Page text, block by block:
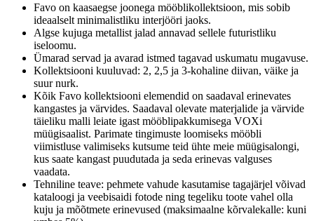
Favo on kaasaegse joonega mööblikollektsioon, mis sobib
ideaalselt minimalistliku interjööri jaoks.
Algse kujuga metallist jalad annavad sellele futuristliku
iseloomu.
Ümarad servad ja avarad istmed tagavad uskumatu mugavuse.
Kollektsiooni kuuluvad: 2, 2,5 ja 3-kohaline diivan, väike ja
suur nurk.
Kõik Favo kollektsiooni elemendid on saadaval erinevates
kangastes ja värvides. Saadaval olevate materjalide ja värvide
täieliku malli leiate igast mööblipakkumisega VOXi
müügisaalist. Parimate tingimuste loomiseks mööbli
viimistluse valimiseks kutsume teid ühte meie müügisalongi,
kus saate kangast puudutada ja seda erinevas valguses
vaadata.
Tehniline teave: pehmete vahude kasutamise tagajärjel võivad
kataloogi ja veebisaidi fotode ning tegeliku toote vahel olla
kuju ja mõõtmete erinevused (maksimaalne kõrvalekalle: kuni